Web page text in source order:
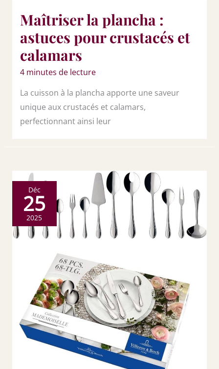
Maîtriser la plancha :
astuces pour crustacés et
calamars
4 minutes de lecture
La cuisson à la plancha apporte une saveur
unique aux crustacés et calamars,
perfectionnant ainsi leur
Déc
25
2025